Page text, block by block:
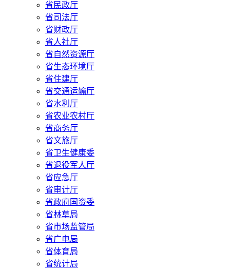
省民政厅
省司法厅
省财政厅
省人社厅
省自然资源厅
省生态环境厅
省住建厅
省交通运输厅
省水利厅
省农业农村厅
省商务厅
省文旅厅
省卫生健康委
省退役军人厅
省应急厅
省审计厅
省政府国资委
省林草局
省市场监管局
省广电局
省体育局
省统计局